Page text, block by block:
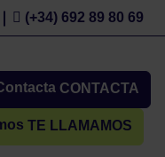
CONTACTA
TE LLAMAMOS
(+34) 692 89 80 69